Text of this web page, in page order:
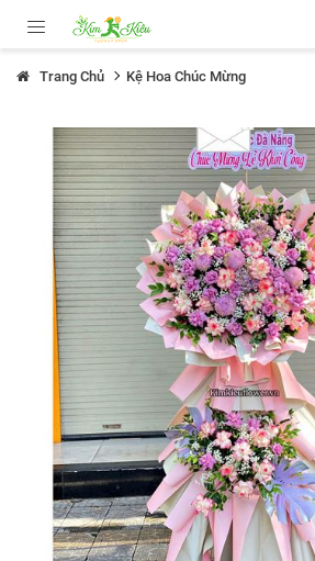
Trang Chủ Kệ Hoa Chúc Mừng